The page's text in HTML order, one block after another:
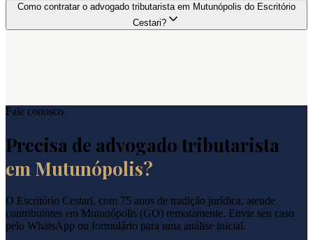
Como contratar o advogado tributarista em Mutunópolis do Escritório
Cestari?
Fale conosco
Precisa de advogado tributarista
em Mutunópolis?
O Escritório Cestari, com 75 anos de tradição jurídica, atende
contribuintes em Mutunópolis (GO) remotamente. Envie seu caso
pelo WhatsApp ou formulário para uma análise inicial.